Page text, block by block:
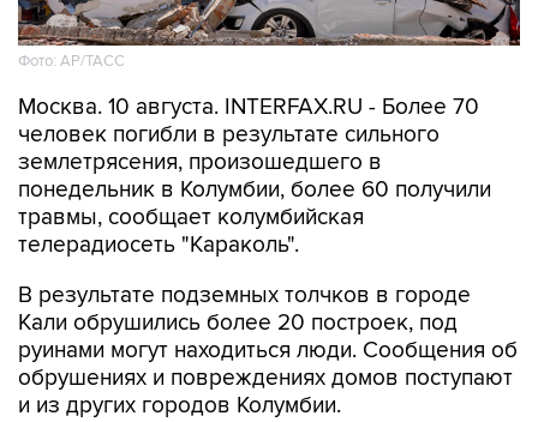
Фото: АР/ТАСС
Москва. 10 августа. INTERFAX.RU - Более 70
землетрясения, произошедшего в
понедельник в Колумбии, более 60 получили
травмы, сообщает колумбийская
телерадиосеть "Караколь".
В результате подземных толчков в городе
руинами могут находиться люди. Сообщения об
обрушениях и повреждениях домов поступают
и из других городов Колумбии.
В Кали власти проводят эвакуацию пациентов